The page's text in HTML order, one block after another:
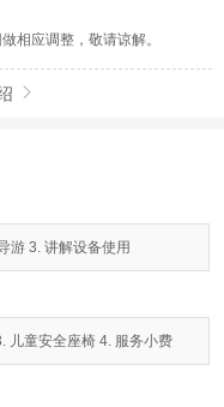
相应调整，敬请谅解。

游 3. 讲解设备使用
儿童安全座椅 4. 服务小费